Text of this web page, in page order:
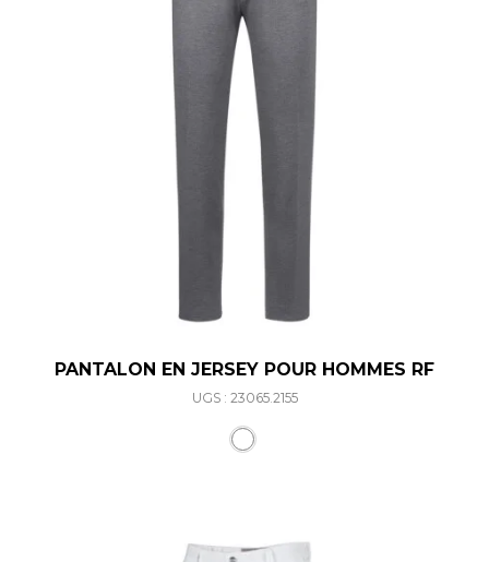
PANTALON EN JERSEY POUR HOMMES RF
UGS : 23065.2155